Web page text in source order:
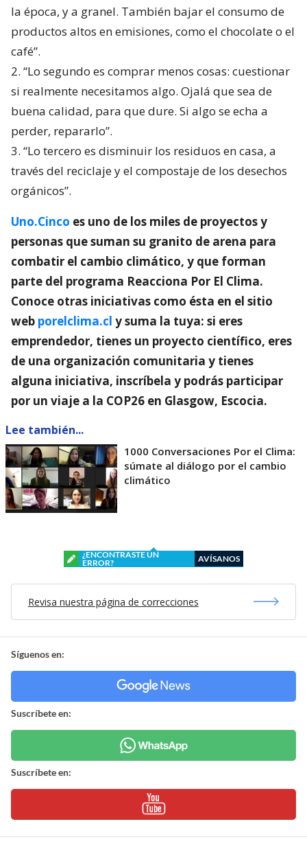
la época, y a granel. También bajar el consumo de
productos altos en emisiones, como el chocolate o el
café”.
2. “Lo segundo es comprar menos cosas: cuestionar
si realmente necesitamos algo. Ojalá que sea de
buena calidad, para que dure. Si algo se echa a
perder, repararlo”.
3. “Lo tercero es disminuir los residuos en casa, a
través del reciclaje y el compostaje de los desechos
orgánicos”.
Uno.Cinco es uno de los miles de proyectos y
personas que suman su granito de arena para
combatir el cambio climático, y que forman
parte del programa Reacciona Por El Clima.
Conoce otras iniciativas como ésta en el sitio
web porelclima.cl y suma la tuya: si eres
emprendedor, tienes un proyecto científico, eres
de una organización comunitaria y tienes
alguna iniciativa, inscríbela y podrás participar
por un viaje a la COP26 en Glasgow, Escocia.
Lee también...
1000 Conversaciones Por el Clima:
súmate al diálogo por el cambio
climático
¿ENCONTRASTE UN
ERROR?
AVÍSANOS
Revisa nuestra página de correcciones
Síguenos en:
Suscríbete en:
Suscríbete en: